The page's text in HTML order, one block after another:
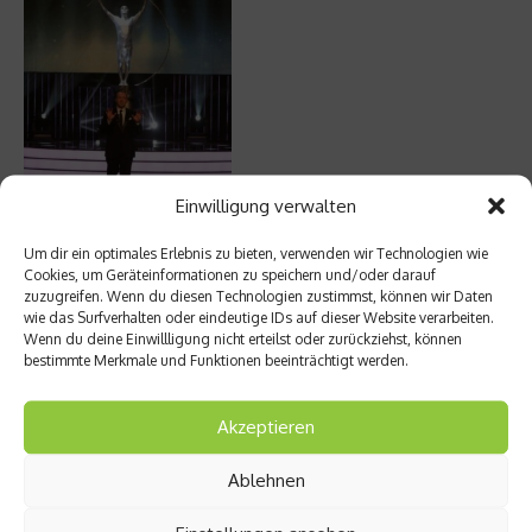
Einwilligung verwalten
Um dir ein optimales Erlebnis zu bieten, verwenden wir Technologien wie
Cookies, um Geräteinformationen zu speichern und/oder darauf
zuzugreifen. Wenn du diesen Technologien zustimmst, können wir Daten
wie das Surfverhalten oder eindeutige IDs auf dieser Website verarbeiten.
Wenn du deine Einwillligung nicht erteilst oder zurückziehst, können
bestimmte Merkmale und Funktionen beeinträchtigt werden.
Akzeptieren
Ablehnen
(von links nach rechts: Axel Schulz, Martin Braxenthaler,
Verleihung der Laureus World Sports Awards)